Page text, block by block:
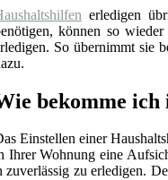
erledigen
können so
So übernimmt sie
bekomme ich
Einstellen einer
Ihrer Wohnung eine
zu erledigen.